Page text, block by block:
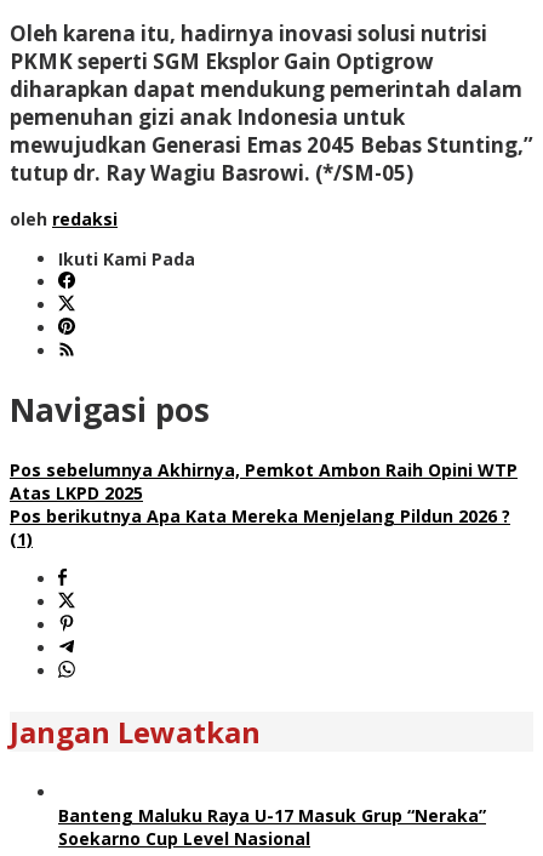
Oleh karena itu, hadirnya inovasi solusi nutrisi
PKMK seperti SGM Eksplor Gain Optigrow
diharapkan dapat mendukung pemerintah dalam
pemenuhan gizi anak Indonesia untuk
mewujudkan Generasi Emas 2045 Bebas Stunting,”
tutup dr. Ray Wagiu Basrowi. (*/SM-05)
oleh redaksi
Ikuti Kami Pada
Navigasi pos
Pos sebelumnya Akhirnya, Pemkot Ambon Raih Opini WTP
Atas LKPD 2025
Pos berikutnya Apa Kata Mereka Menjelang Pildun 2026 ?
(1)
Jangan Lewatkan
Banteng Maluku Raya U-17 Masuk Grup “Neraka”
Soekarno Cup Level Nasional